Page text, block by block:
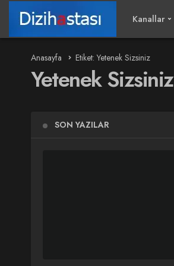
Kanallar
Anasayfa Etiket: Yetenek Sizsiniz
Yetenek Sizsiniz
SON YAZILAR